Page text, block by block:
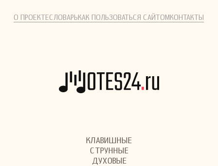
О ПРОЕКТЕСЛОВАРЬКАК ПОЛЬЗОВАТЬСЯ САЙТОМКОНТАКТЫ
КЛАВИШНЫЕ
СТРУННЫЕ
ДУХОВЫЕ